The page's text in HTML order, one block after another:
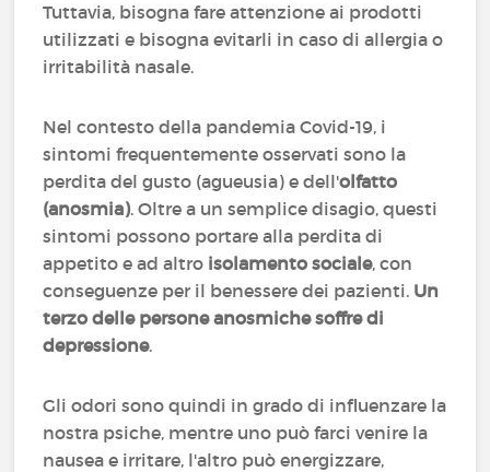
Tuttavia, bisogna fare attenzione ai prodotti
utilizzati e bisogna evitarli in caso di allergia o
irritabilità nasale.
Nel contesto della pandemia Covid-19, i
sintomi frequentemente osservati sono la
perdita del gusto (agueusia) e dell'olfatto
(anosmia). Oltre a un semplice disagio, questi
sintomi possono portare alla perdita di
appetito e ad altro isolamento sociale, con
conseguenze per il benessere dei pazienti. Un
terzo delle persone anosmiche soffre di
depressione.
Gli odori sono quindi in grado di influenzare la
nostra psiche, mentre uno può farci venire la
nausea e irritare, l'altro può energizzare,